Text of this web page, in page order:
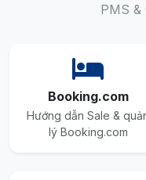
PMS &
Booking.com
Hướng dẫn Sale &
lý Booking.com